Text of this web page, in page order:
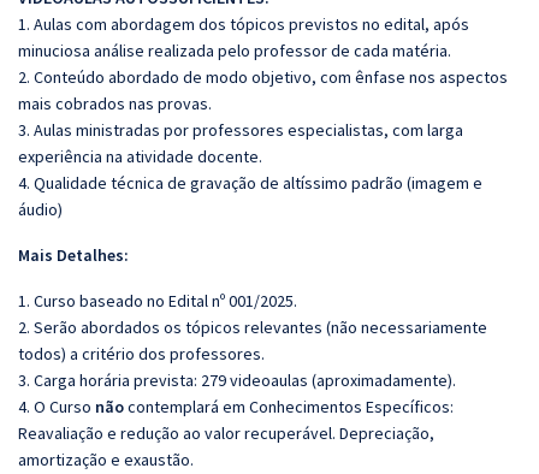
1. Aulas com abordagem dos tópicos previstos no edital, após
minuciosa análise realizada pelo professor de cada matéria.
2. Conteúdo abordado de modo objetivo, com ênfase nos aspectos
mais cobrados nas provas.
3. Aulas ministradas por professores especialistas, com larga
experiência na atividade docente.
4. Qualidade técnica de gravação de altíssimo padrão (imagem e
áudio)
Mais Detalhes:
1. Curso baseado no Edital nº 001/2025.
2. Serão abordados os tópicos relevantes (não necessariamente
todos) a critério dos professores.
3. Carga horária prevista: 279 videoaulas (aproximadamente).
4. O Curso nãocontemplará em Conhecimentos Específicos:
Reavaliação e redução ao valor recuperável. Depreciação,
amortização e exaustão.